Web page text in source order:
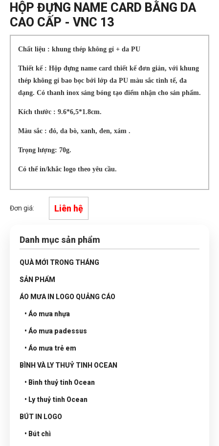
HỘP ĐỰNG NAME CARD BẰNG DA
CAO CẤP - VNC 13
Chất liệu : khung thép không gỉ + da PU
Thiết kế : Hộp đựng name card thiết kế đơn giản, với khung
thép không gỉ bao bọc bởi lớp da PU màu sắc tinh tế, đa
dạng. Có thanh inox sáng bóng tạo điểm nhận cho sản phẩm.
Kích thước : 9.6*6,5*1.8cm.
Màu sắc : đỏ, da bò, xanh, đen, xám .
Trọng lượng: 70g.
Có thể in/khắc logo theo yêu cầu.
Đơn giá: Liên hệ
Danh mục sản phẩm
QUÀ MỚI TRONG THÁNG
SẢN PHẨM
ÁO MƯA IN LOGO QUẢNG CÁO
• Áo mưa nhựa
• Áo mưa padessus
• Áo mưa trẻ em
BÌNH VÀ LY THUỶ TINH OCEAN
• Bình thuỷ tinh Ocean
• Ly thuỷ tinh Ocean
BÚT IN LOGO
• Bút chì